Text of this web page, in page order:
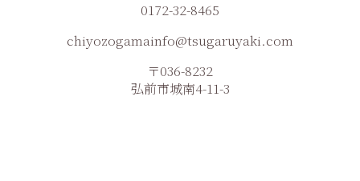
0172-32-8465
chiyozogamainfo@tsugaruyaki.com
〒036-8232
弘前市城南4-11-3